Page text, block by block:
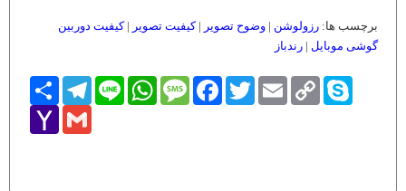
برچسب ها: رزولوشن | وضوح تصویر |کیفیت تصویر |کیفیت دوربین
گوشی موبایل | رندباز
اشتراکTelegram Line
WhatsAppMessageFacebookTwitter Email
Copy
Link
Skype
Yahoo
Mail
Gmail